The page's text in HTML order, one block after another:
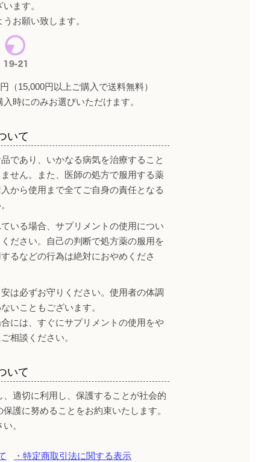
ます。
お願い致します。
（15,000円以上ご購入で送料無料）
時にのみお選びいただけます。
いて
であり、いかなる病気を治療すること
せん。また、医師の処方で服用する薬
から使用まで全てご自身の責任となる
いる場合、サプリメントの使用につい
ださい。自己の判断で処方薬の服用を
るなどの行為は絶対におやめくださ
は必ずお守りください。使用者の体調
いこともございます。
には、すぐにサプリメントの使用をや
相談ください。
いて
適切に利用し、保護することが社会的
護に努めることをお約束いたします。
。
・特定商取引法に関する表示